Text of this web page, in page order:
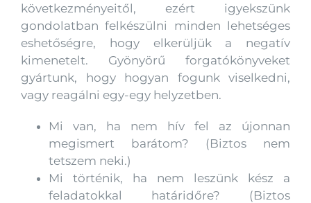
következményeitől, ezért igyekszünk
gondolatban felkészülni minden lehetséges
eshetőségre, hogy elkerüljük a negatív
kimenetelt. Gyönyörű forgatókönyveket
gyártunk, hogy hogyan fogunk viselkedni,
vagy reagálni egy-egy helyzetben.
Mi van, ha nem hív fel az újonnan
megismert barátom? (Biztos nem
tetszem neki.)
Mi történik, ha nem leszünk kész a
feladatokkal határidőre? (Biztos